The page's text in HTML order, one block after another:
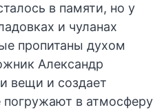
в памяти, но у
и чуланах
пропитаны духом
Александр
вещи и создает
в атмосферу